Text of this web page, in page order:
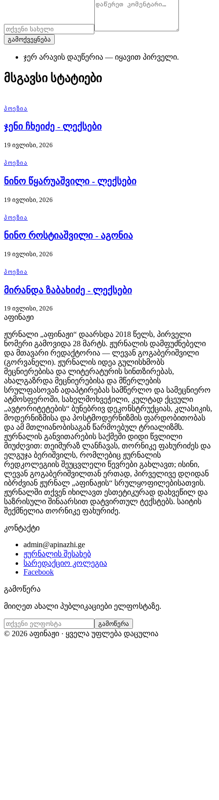
გამოქვეყნება
ჯერ არავის დაუწერია — იყავით პირველი.
მსგავსი სტატიები
ᲞᲝᲔᲖᲘᲐ
ჯენი ჩხეიძე - ლექსები
19 ივლისი, 2026
ᲞᲝᲔᲖᲘᲐ
ნინო წყარუაშვილი - ლექსები
19 ივლისი, 2026
ᲞᲝᲔᲖᲘᲐ
ნინო როსტიაშვილი - აგონია
19 ივლისი, 2026
ᲞᲝᲔᲖᲘᲐ
მირანდა ზაბახიძე - ლექსები
19 ივლისი, 2026
აფინაჟი
ჟურნალი „აფინაჟი“ დაარსდა 2018 წელს, პირველი
ნომერი გამოვიდა 28 მარტს. ჟურნალის დამფუძნებელი
და მთავარი რედაქტორია — ლევან გოგაბერიშვილი
(გორვანელი). ჟურნალის იდეა გულისხმობს
მეცნიერებისა და ლიტერატურის სინთზირებას,
ახალგაზრდა მეცნიერებისა და მწერლების
სრულფასოვან ადაპტირებას სამწერლო და სამეცნიერო
ატმოსფეროში, სახელმოხვეჭილი, კულტად ქცეული
„ავტორიტეტების“ ბუნებრივ დეკონსტრუქციას, კლასიკის,
მოდერნიზმისა და პოსტმოდერნიზმის ფარდობითობას
და ამ მთლიანობისაგან წარმოებულ ტრიალიზმს.
ჟურნალის განვითარების საქმეში დიდი წვლილი
მიუძღვით: თეიმურაზ ლანჩავას, თორნიკე ფახურიძეს და
ელგუჯა ბერიშვილს, რომლებიც ჟურნალის
რედკოლეგიის შეუცვლელი წევრები გახლავთ; ისინი,
ლევან გოგაბერიშვილთან ერთად, პირველივე დღიდან
იბრძვიან ჟურნალ „აფინაჟის“ სრულყოფილებისათვის.
ჟურნალში თქვენ იხილავთ ესთეტიკურად დახვეწილ და
საზრისული შინაარსით დატვირთულ ტექსტებს. საიტის
შექმნელია თორნიკე ფახურიძე.
კონტაქტი
admin@apinazhi.ge
ჟურნალის შესახებ
სარედაქციო კოლეგია
Facebook
გამოწერა
მიიღეთ ახალი პუბლიკაციები ელფოსტაზე.
გამოწერა
© 2026 აფინაჟი · ყველა უფლება დაცულია